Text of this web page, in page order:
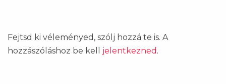
Fejtsd ki véleményed, szólj hozzá te is. A
hozzászóláshoz be kell jelentkezned .